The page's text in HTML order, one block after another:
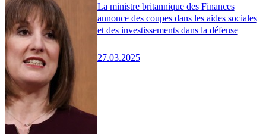
La ministre britannique des Finances
annonce des coupes dans les aides sociales
et des investissements dans la défense
27.03.2025